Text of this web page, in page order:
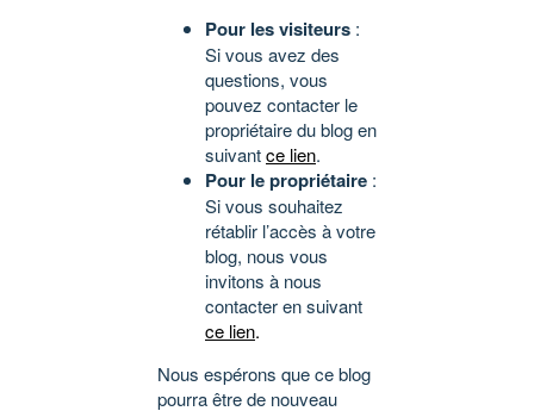
Pour les visiteurs :
Si vous avez des
questions, vous
pouvez contacter le
propriétaire du blog en
suivantce lien.
Pour le propriétaire :
Si vous souhaitez
rétablir l’accès à votre
blog, nous vous
invitons à nous
contacter en suivant
ce lien.
Nous espérons que ce blog
pourra être de nouveau